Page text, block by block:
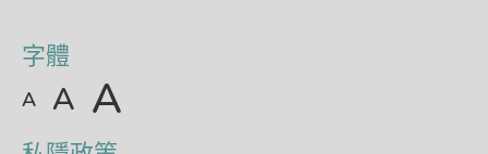
字體
A A A